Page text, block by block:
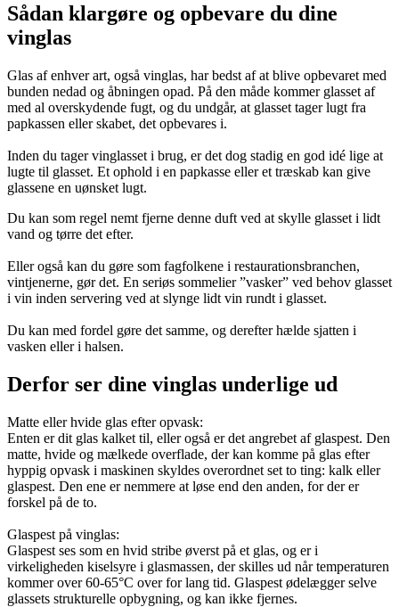
Sådan klargøre og opbevare du dine
vinglas
Glas af enhver art, også vinglas, har bedst af at blive opbevaret med
bunden nedad og åbningen opad. På den måde kommer glasset af
med al overskydende fugt, og du undgår, at glasset tager lugt fra
papkassen eller skabet, det opbevares i.
Inden du tager vinglasset i brug, er det dog stadig en god idé lige at
lugte til glasset. Et ophold i en papkasse eller et træskab kan give
glassene en uønsket lugt.
Du kan som regel nemt fjerne denne duft ved at skylle glasset i lidt
vand og tørre det efter.
Eller også kan du gøre som fagfolkene i restaurationsbranchen,
vintjenerne, gør det. En seriøs sommelier ”vasker” ved behov glasset
i vin inden servering ved at slynge lidt vin rundt i glasset.
Du kan med fordel gøre det samme, og derefter hælde sjatten i
vasken eller i halsen.
Derfor ser dine vinglas underlige ud
Matte eller hvide glas efter opvask:
Enten er dit glas kalket til, eller også er det angrebet af glaspest. Den
matte, hvide og mælkede overflade, der kan komme på glas efter
hyppig opvask i maskinen skyldes overordnet set to ting: kalk eller
glaspest. Den ene er nemmere at løse end den anden, for der er
forskel på de to.
Glaspest på vinglas:
Glaspest ses som en hvid stribe øverst på et glas, og er i
virkeligheden kiselsyre i glasmassen, der skilles ud når temperaturen
kommer over 60-65°C over for lang tid. Glaspest ødelægger selve
glassets strukturelle opbygning, og kan ikke fjernes.